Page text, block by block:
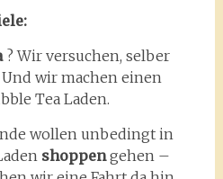
? Wir versuchen, selber
wir machen einen
Tea Laden.
wollen unbedingt in
shoppengehen –